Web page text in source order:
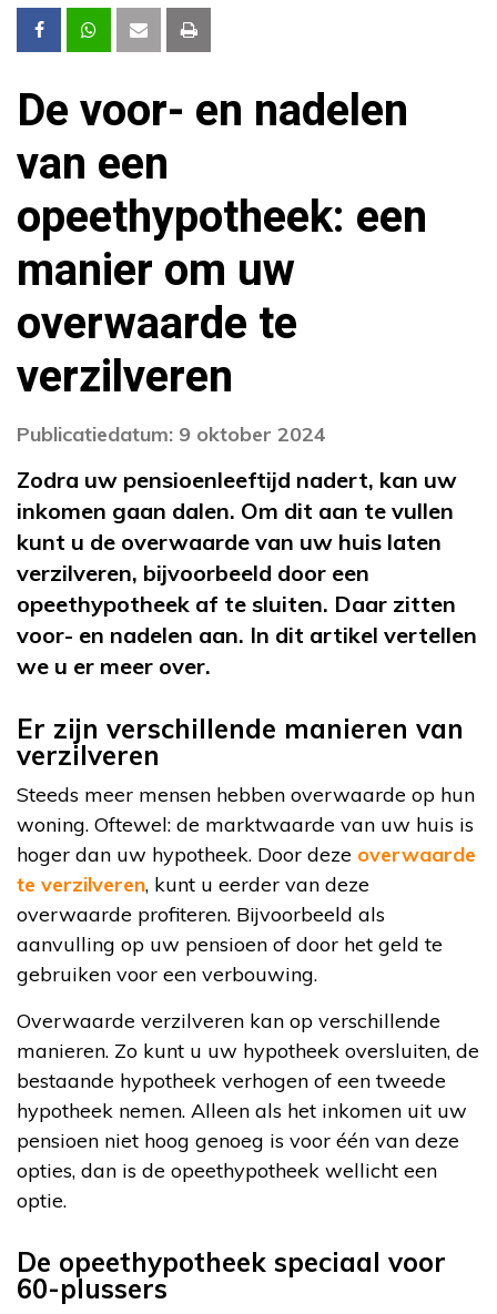
De voor- en nadelen
van een
opeethypotheek: een
manier om uw
overwaarde te
verzilveren
Publicatiedatum: 9 oktober 2024
Zodra uw pensioenleeftijd nadert, kan uw
inkomen gaan dalen. Om dit aan te vullen
kunt u de overwaarde van uw huis laten
verzilveren, bijvoorbeeld door een
opeethypotheek af te sluiten. Daar zitten
voor- en nadelen aan. In dit artikel vertellen
we u er meer over.
Er zijn verschillende manieren van
verzilveren
Steeds meer mensen hebben overwaarde op hun
woning. Oftewel: de marktwaarde van uw huis is
hoger dan uw hypotheek. Door deze overwaarde
te verzilveren, kunt u eerder van deze
overwaarde profiteren. Bijvoorbeeld als
aanvulling op uw pensioen of door het geld te
gebruiken voor een verbouwing.
Overwaarde verzilveren kan op verschillende
manieren. Zo kunt u uw hypotheek oversluiten, de
bestaande hypotheek verhogen of een tweede
hypotheek nemen. Alleen als het inkomen uit uw
pensioen niet hoog genoeg is voor één van deze
opties, dan is de opeethypotheek wellicht een
optie.
De opeethypotheek speciaal voor
60-plussers